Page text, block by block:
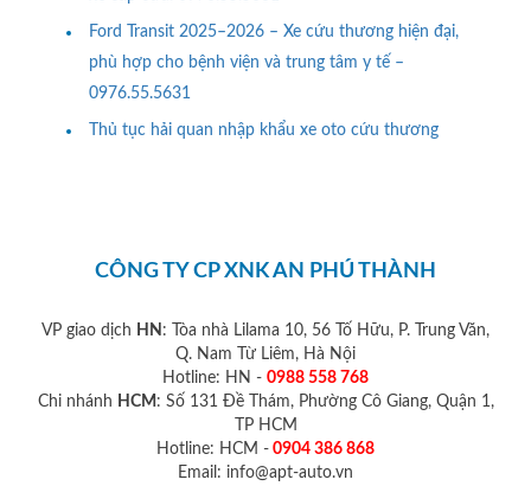
Ford Transit 2025–2026 – Xe cứu thương hiện đại,
phù hợp cho bệnh viện và trung tâm y tế –
0976.55.5631
Thủ tục hải quan nhập khẩu xe oto cứu thương
CÔNG TY CP XNK AN PHÚ THÀNH
VP giao dịch HN : Tòa nhà Lilama 10, 56 Tố Hữu, P. Trung Văn,
Q. Nam Từ Liêm, Hà Nội
Hotline: HN - 0988 558 768
Chi nhánh HCM : Số 131 Đề Thám, Phường Cô Giang, Quận 1,
TP HCM
Hotline: HCM - 0904 386 868
Email: info@apt-auto.vn